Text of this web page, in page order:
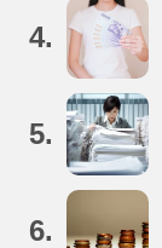
4.
5.
6.